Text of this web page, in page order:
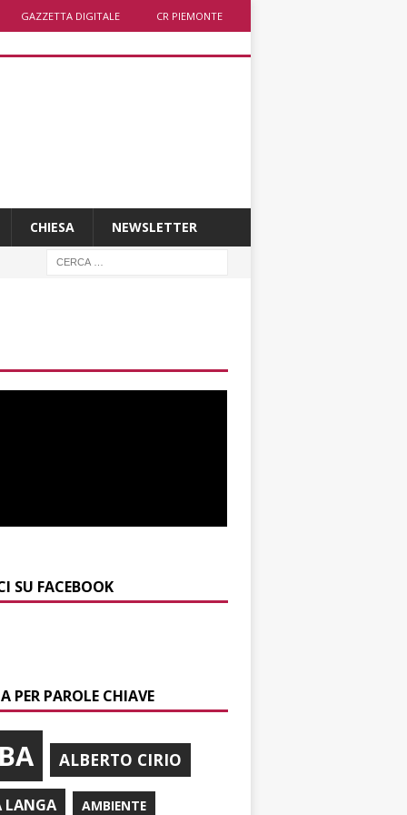
GAZZETTA DIGITALE CR PIEMONTE
CHIESA NEWSLETTER
SU FACEBOOK
PER PAROLE CHIAVE
ALBERTO CIRIO
LANGA AMBIENTE